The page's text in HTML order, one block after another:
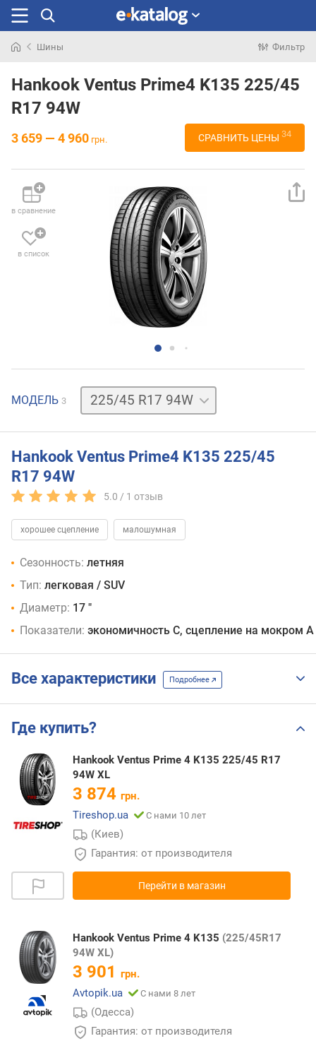
раньше
Шины Фильтр
Hankook Ventus Prime4 K135 225/45
R17 94W
3 659 — 4 960 грн. СРАВНИТЬ ЦЕНЫ 34
в сравнение
в список
МОДЕЛЬ 3
225/45
R17
225/45
Y
Hankook Ventus Prime4 K135 225/45
R17 94W
5.0 / 1 отзыв
хорошее сцепление малошумная
Сезонность: летняя
Тип: легковая / SUV
Диаметр: 17 "
Показатели: экономичность C, сцепление на мокром A
Все характеристики Подробнее
Где купить?
Hankook Ventus Prime 4 K135 225/45 R17
94W XL
3 874 грн.
Tireshop.ua
С нами 10 лет
(Киев)
Гарантия: от производителя
Перейти в магазин
Hankook Ventus Prime 4 K135 (225/45R17
94W XL)
3 901 грн.
Avtopik.ua
С нами 8 лет
(Одесса)
Гарантия: от производителя